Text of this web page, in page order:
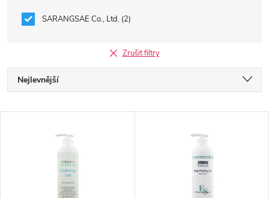
SARANGSAE Co., Ltd. 2
Zrušit filtry
Ř
a
Nejlevnější